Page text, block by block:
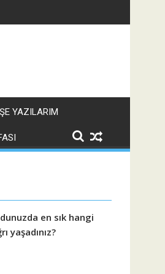
YAZILARIM
en sık hangi
yaşadınız?